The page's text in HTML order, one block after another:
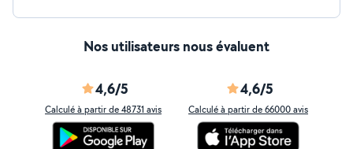
Nos utilisateurs nous évaluent
4,6/5
Calculé à partir de 48731 avis
4,6/5
Calculé à partir de 66000 avis